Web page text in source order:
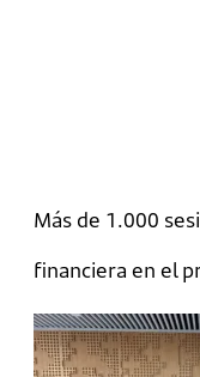
Más de 1.000
financiera en el